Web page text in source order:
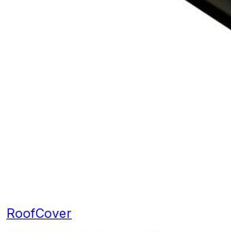
RoofCover